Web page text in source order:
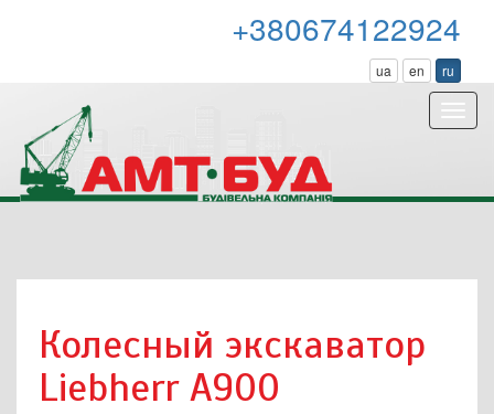
+380674122924
ua en ru
Колесный экскаватор
Liebherr A900